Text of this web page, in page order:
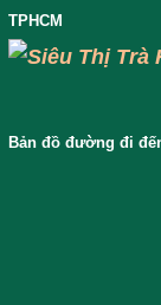
TPHCM
Bản đồ đường đi